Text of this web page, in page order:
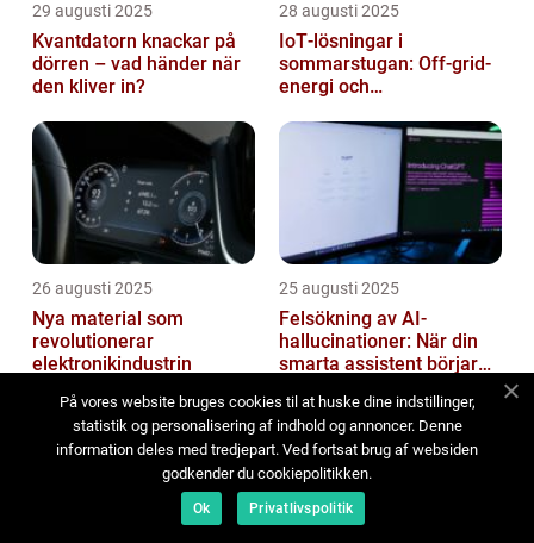
29 augusti 2025
Kvantdatorn knackar på
dörren – vad händer när
den kliver in?
28 augusti 2025
IoT‑lösningar i
sommarstugan: Off‑grid-
energi och
26 augusti 2025
Nya material som
revolutionerar
elektronikindustrin
25 augusti 2025
Felsökning av AI-
hallucinationer: När din
smarta assistent börjar
På vores website bruges cookies til at huske dine indstillinger,
statistik og personalisering af indhold og annoncer. Denne
information deles med tredjepart. Ved fortsat brug af websiden
godkender du cookiepolitikken.
Ok Privatlivspolitik